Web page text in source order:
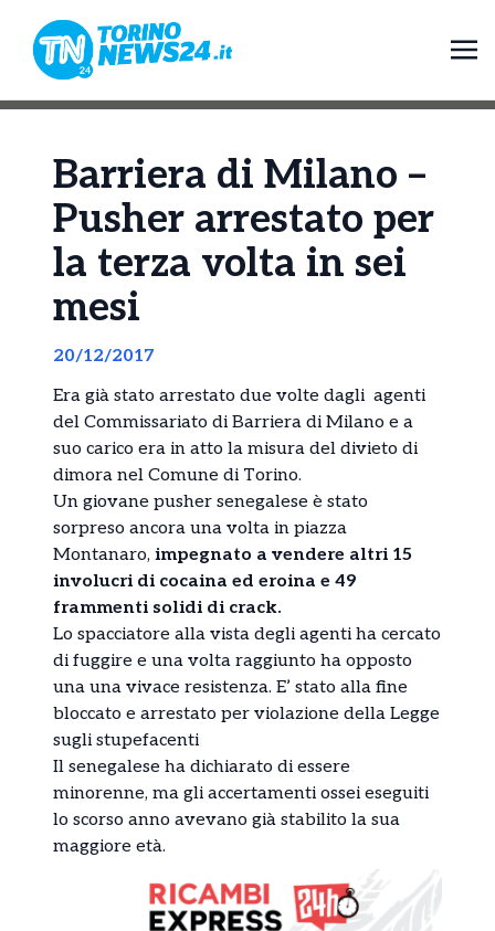
Barriera di Milano –
Pusher arrestato per
la terza volta in sei
mesi
20/12/2017
Era già stato arrestato due volte dagli agenti
del Commissariato di Barriera di Milano e a
suo carico era in atto la misura del divieto di
dimora nel Comune di Torino.
Un giovane pusher senegalese è stato
sorpreso ancora una volta in piazza
Montanaro, impegnato a vendere altri 15
involucri di cocaina ed eroina e 49
frammenti solidi di crack.
Lo spacciatore alla vista degli agenti ha cercato
di fuggire e una volta raggiunto ha opposto
una una vivace resistenza. E’ stato alla fine
bloccato e arrestato per violazione della Legge
sugli stupefacenti
Il senegalese ha dichiarato di essere
minorenne, ma gli accertamenti ossei eseguiti
lo scorso anno avevano già stabilito la sua
maggiore età.